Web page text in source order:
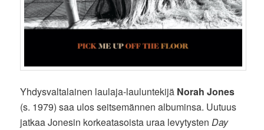
Yhdysvaltalainen laulaja-lauluntekijä Norah Jones
(s. 1979) saa ulos seitsemännen albuminsa. Uutuus
jatkaa Jonesin korkeatasoista uraa levytystenDay